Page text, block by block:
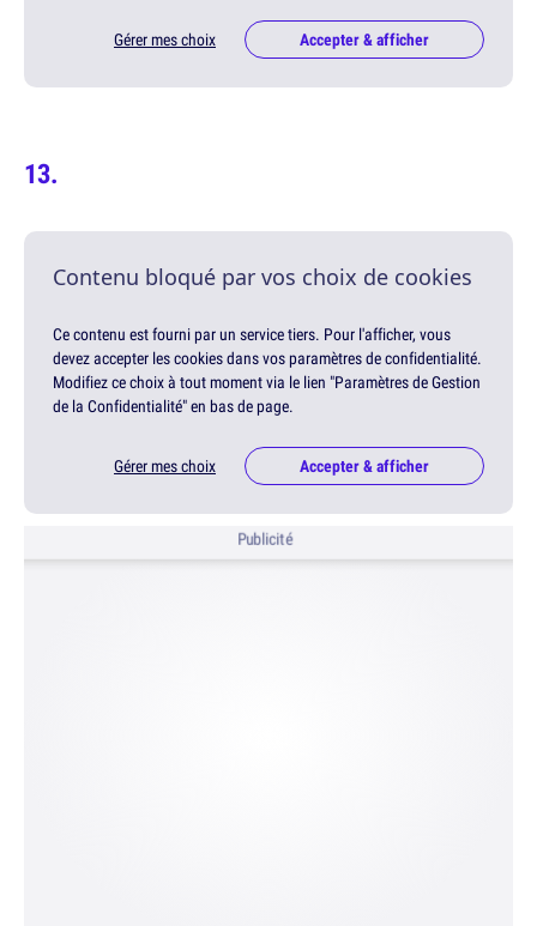
Gérer mes choix Accepter & afficher
Contenu bloqué par vos choix de cookies
Ce contenu est fourni par un service tiers. Pour l'afficher, vous
devez accepter les cookies dans vos paramètres de confidentialité.
Modifiez ce choix à tout moment via le lien "Paramètres de Gestion
de la Confidentialité" en bas de page.
Gérer mes choix Accepter & afficher
Publicité